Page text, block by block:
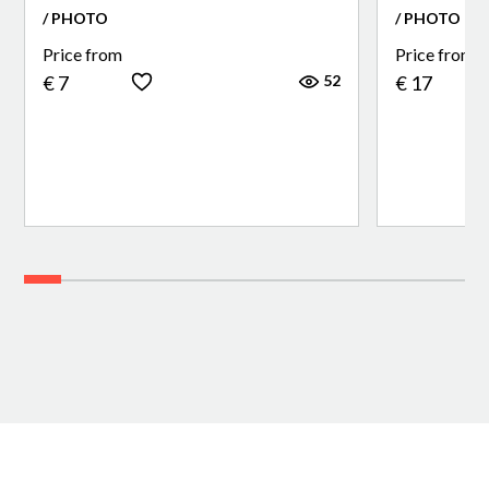
/ PHOTO
Price from
€ 7 52
/ PHOTO
Price from
€ 17